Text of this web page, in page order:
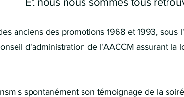
anciens des promotions 1968 et 1993,
d'administration de l'AACCM assurant la
spontanément son témoignage de la